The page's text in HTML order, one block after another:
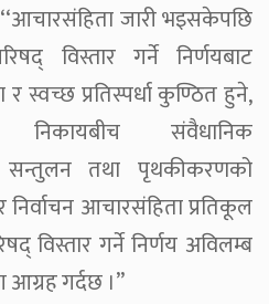
‘‘आचारसंहिता जारी भइसकेपछि
विस्तार गर्ने निर्णयबाट
र स्वच्छ प्रतिस्पर्धा कुण्ठित हुने,
संवैधानिक
सन्तुलन तथा पृथकीकरणको
आचारसंहिता प्रतिकूल
विस्तार गर्ने निर्णय अविलम्ब
गर्दछ ।’’